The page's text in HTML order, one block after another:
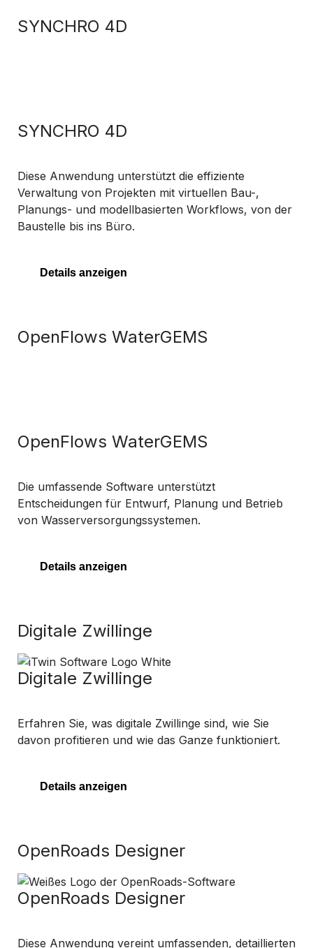
SYNCHRO 4D
SYNCHRO 4D
Diese Anwendung unterstützt die effiziente
Verwaltung von Projekten mit virtuellen Bau-,
Planungs- und modellbasierten Workflows, von der
Baustelle bis ins Büro.
Details anzeigen
OpenFlows WaterGEMS
OpenFlows WaterGEMS
Die umfassende Software unterstützt
Entscheidungen für Entwurf, Planung und Betrieb
von Wasserversorgungssystemen.
Details anzeigen
Digitale Zwillinge
Digitale Zwillinge
Erfahren Sie, was digitale Zwillinge sind, wie Sie
davon profitieren und wie das Ganze funktioniert.
Details anzeigen
OpenRoads Designer
OpenRoads Designer
Diese Anwendung vereint umfassenden, detaillierten